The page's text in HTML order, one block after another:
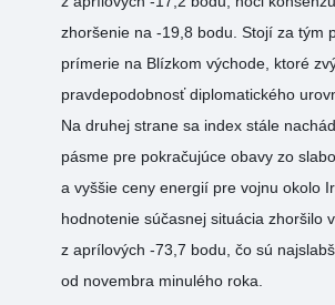
zhoršenie na -19,8 bodu. Stojí za tým
prímerie na Blízkom východe, ktoré
pravdepodobnosť diplomatického
Na druhej strane sa index stále
pásme pre pokračujúce obavy zo
a vyššie ceny energií pre vojnu okolo
hodnotenie súčasnej situácia zhoršilo
z aprílových -73,7 bodu, čo sú
od novembra minulého roka.